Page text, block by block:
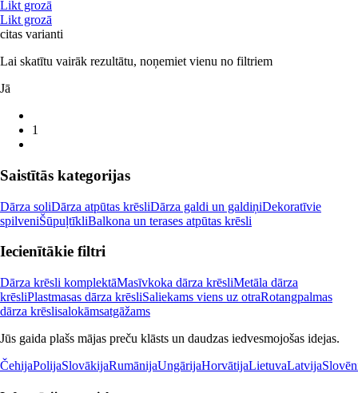
Likt grozā
Likt grozā
citas varianti
Lai skatītu vairāk rezultātu, noņemiet vienu no filtriem
Jā
1
Saistītās kategorijas
Dārza soliDārza atpūtas krēsliDārza galdi un galdiņiDekoratīvie
spilveniŠūpuļtīkliBalkona un terases atpūtas krēsli
Iecienītākie filtri
Dārza krēsli komplektāMasīvkoka dārza krēsliMetāla dārza
krēsliPlastmasas dārza krēsliSaliekams viens uz otraRotangpalmas
dārza krēslisalokāmsatgāžams
Jūs gaida plašs mājas preču klāsts un daudzas iedvesmojošas idejas.
ČehijaPolijaSlovākijaRumānijaUngārijaHorvātijaLietuvaLatvija